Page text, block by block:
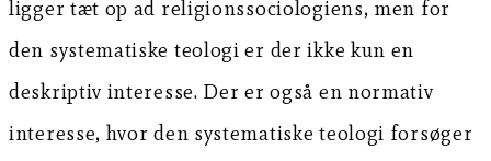
ligger tæt op ad religionssociologiens, men for
den systematiske teologi er der ikke kun en
deskriptiv interesse. Der er også en normativ
interesse, hvor den systematiske teologi forsøger